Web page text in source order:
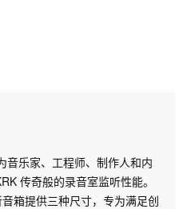
音乐家、工程师、制作人和内
传奇般的录音室监听性能。
箱提供三种尺寸，专为满足创